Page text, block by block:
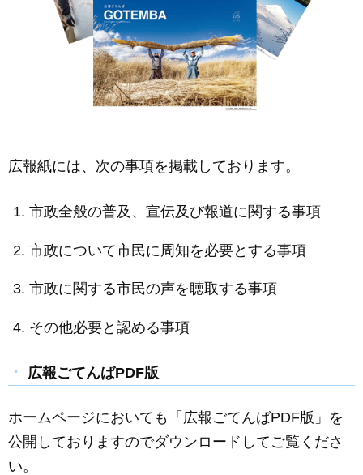
広報紙には、次の事項を掲載しております。
市政全般の普及、宣伝及び報道に関する事項
市政について市民に周知を必要とする事項
市政に関する市民の声を聴取する事項
その他必要と認める事項
広報ごてんばPDF版
ホームページにおいても「広報ごてんばPDF版」を
公開しておりますのでダウンロードしてご覧くださ
い。